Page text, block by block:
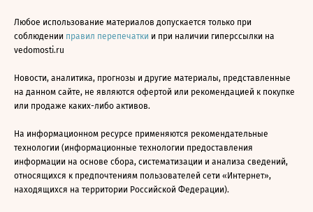
Любое использование материалов допускается только при
соблюдении правил перепечатки и при наличии гиперссылки на
vedomosti.ru
Новости, аналитика, прогнозы и другие материалы, представленные
на данном сайте, не являются офертой или рекомендацией к покупке
или продаже каких-либо активов.
На информационном ресурсе применяются рекомендательные
технологии (информационные технологии предоставления
информации на основе сбора, систематизации и анализа сведений,
относящихся к предпочтениям пользователей сети «Интернет»,
находящихся на территории Российской Федерации).